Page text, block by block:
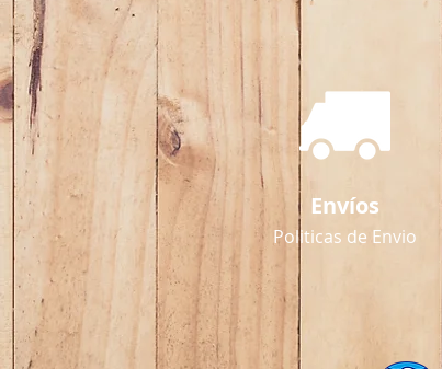
Envíos
Politicas de Envio